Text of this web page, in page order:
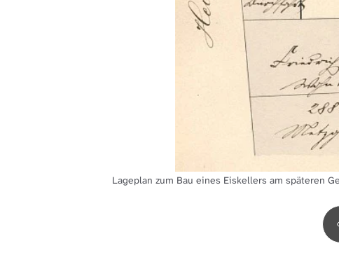
Lageplan zum Bau eines Eiskellers am späteren